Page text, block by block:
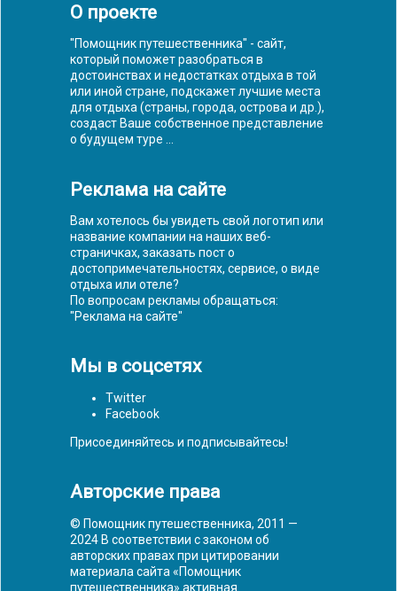
О проекте
"Помощник путешественника" - сайт,
который поможет разобраться в
достоинствах и недостатках отдыха в той
или иной стране, подскажет лучшие места
для отдыха (страны, города, острова и др.),
создаст Ваше собственное представление
о будущем туре ...
Реклама на сайте
Вам хотелось бы увидеть свой логотип или
название компании на наших веб-
страничках, заказать пост о
достопримечательностях, сервисе, о виде
отдыха или отеле?
По вопросам рекламы обращаться:
"Реклама на сайте"
Мы в соцсетях
Twitter
Facebook
Присоединяйтесь и подписывайтесь!
Авторские права
© Помощник путешественника, 2011 —
2024 В соответствии с законом об
авторских правах при цитировании
материала сайта «Помощник
путешественника» активная